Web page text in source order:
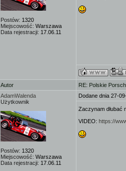
Postów: 1320
Miejscowość: Warszawa
Data rejestracji: 17.06.11
Autor
RE: Polskie
AdamWalenda
Użytkownik
Postów: 1320
Miejscowość: Warszawa
Data rejestracji: 17.06.11
Dodane dnia 27-
Zaczynam dłubać
VIDEO: https://